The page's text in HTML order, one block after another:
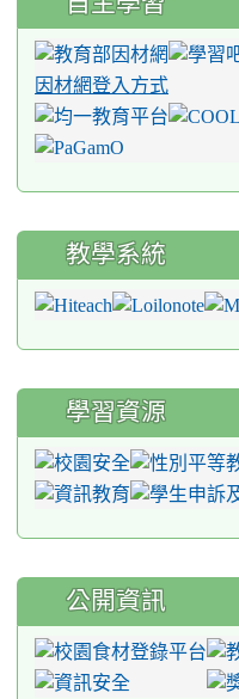
因材網登入方式
教學系統
學習資源
公開資訊